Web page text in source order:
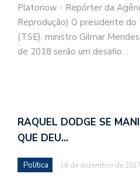
Platonow - Repórter da
Reprodução) O presidente
(TSE), ministro Gilmar
de 2018 serão um desafio…
RAQUEL DODGE SE
QUE DEU…
Política 16 de dezembro de 2017